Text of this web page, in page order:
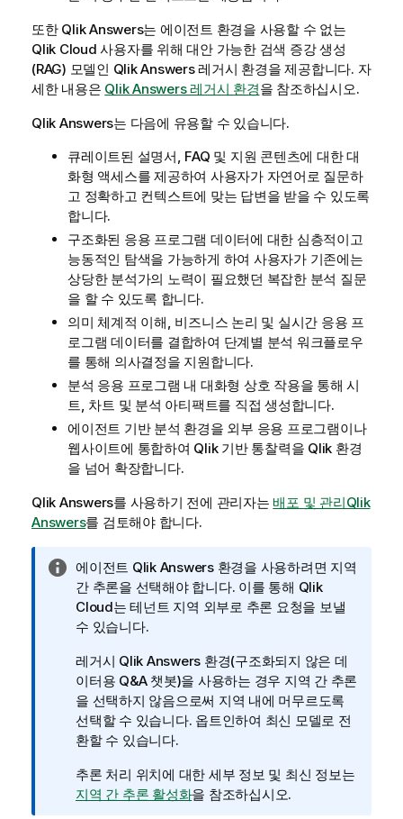
또한 Qlik Answers는 에이전트 환경을 사용할 수 없는
Qlik Cloud 사용자를 위해 대안 가능한 검색 증강 생성
(RAG) 모델인 Qlik Answers레거시 환경을 제공합니다. 자
세한 내용은 Qlik Answers 레거시 환경을 참조하십시오.
Qlik Answers는 다음에 유용할 수 있습니다.
큐레이트된 설명서, FAQ 및 지원 콘텐츠에 대한 대
화형 액세스를 제공하여 사용자가 자연어로 질문하
고 정확하고 컨텍스트에 맞는 답변을 받을 수 있도록
합니다.
구조화된 응용 프로그램 데이터에 대한 심층적이고
능동적인 탐색을 가능하게 하여 사용자가 기존에는
상당한 분석가의 노력이 필요했던 복잡한 분석 질문
을 할 수 있도록 합니다.
의미 체계적 이해, 비즈니스 논리 및 실시간 응용 프
로그램 데이터를 결합하여 단계별 분석 워크플로우
를 통해 의사결정을 지원합니다.
분석 응용 프로그램 내 대화형 상호 작용을 통해 시
트, 차트 및 분석 아티팩트를 직접 생성합니다.
에이전트 기반 분석 환경을 외부 응용 프로그램이나
웹사이트에 통합하여 Qlik기반 통찰력을 Qlik 환경
을 넘어 확장합니다.
Qlik Answers를 사용하기 전에 관리자는배포 및 관리Qlik
Answers를 검토해야 합니다.
정
보
메
모
에이전트 Qlik Answers환경을 사용하려면 지역
간 추론을 선택해야 합니다. 이를 통해 Qlik
Cloud는 테넌트 지역 외부로 추론 요청을 보낼
수 있습니다.
레거시 Qlik Answers 환경(구조화되지 않은 데
이터용 Q&A 챗봇)을 사용하는 경우 지역 간 추론
을 선택하지 않음으로써 지역 내에 머무르도록
선택할 수 있습니다. 옵트인하여 최신 모델로 전
환할 수 있습니다.
추론 처리 위치에 대한 세부 정보 및 최신 정보는
지역 간 추론 활성화을 참조하십시오.